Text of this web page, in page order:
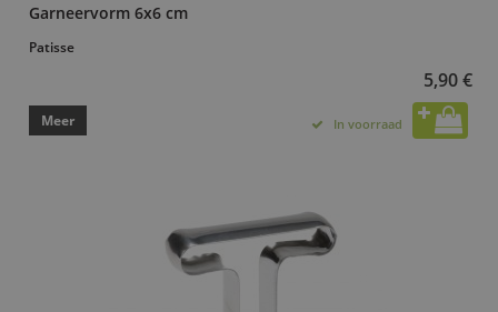
Garneervorm 6x6 cm
Patisse
5,90 €
Meer In voorraad